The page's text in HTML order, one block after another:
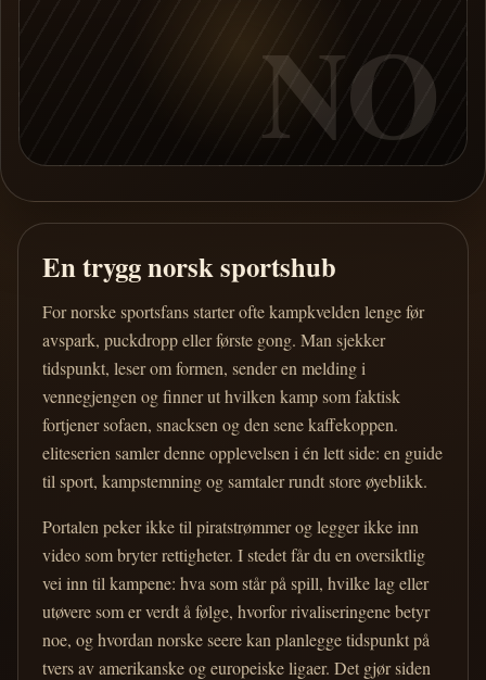
NO
En trygg norsk sportshub
For norske sportsfans starter ofte kampkvelden lenge før
avspark, puckdropp eller første gong. Man sjekker
tidspunkt, leser om formen, sender en melding i
vennegjengen og finner ut hvilken kamp som faktisk
fortjener sofaen, snacksen og den sene kaffekoppen.
eliteserien samler denne opplevelsen i én lett side: en guide
til sport, kampstemning og samtaler rundt store øyeblikk.
Portalen peker ikke til piratstrømmer og legger ikke inn
video som bryter rettigheter. I stedet får du en oversiktlig
vei inn til kampene: hva som står på spill, hvilke lag eller
utøvere som er verdt å følge, hvorfor rivaliseringene betyr
noe, og hvordan norske seere kan planlegge tidspunkt på
tvers av amerikanske og europeiske ligaer. Det gjør siden